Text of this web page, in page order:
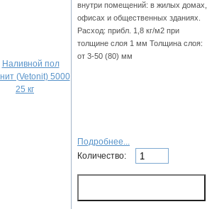
внутри помещений: в жилых домах,
офисах и общественных зданиях.
Расход: прибл. 1,8 кг/м2 при
толщине слоя 1 мм Толщина слоя:
от 3-50 (80) мм
Подробнее...
Количество: